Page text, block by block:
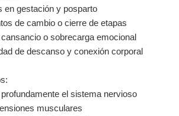
en gestación y posparto
de cambio o cierre de etapas
o sobrecarga emocional
de descanso y conexión corporal
profundamente el sistema nervioso
musculares